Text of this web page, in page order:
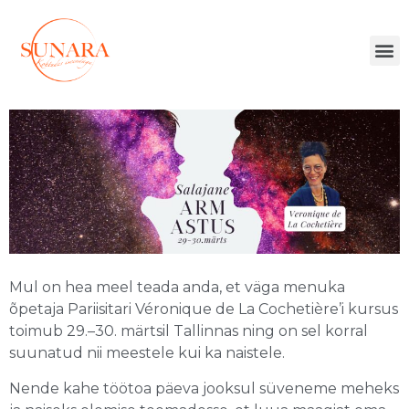
Mul on hea meel teada anda, et väga menuka
õpetaja Pariisitari Véronique de La Cochetière’i kursus
toimub 29.–30. märtsil Tallinnas ning on sel korral
suunatud nii meestele kui ka naistele.
Nende kahe töötoa päeva jooksul süveneme meheks